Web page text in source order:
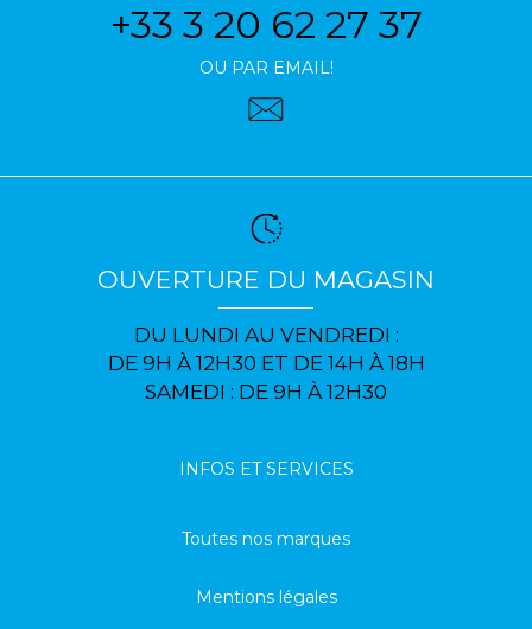
+33 3 20 62 27 37
OU PAR EMAIL!
OUVERTURE DU MAGASIN
DU LUNDI AU VENDREDI :
DE 9H À 12H30 ET DE 14H À 18H
SAMEDI : DE 9H À 12H30
INFOS ET SERVICES
Toutes nos marques
Mentions légales